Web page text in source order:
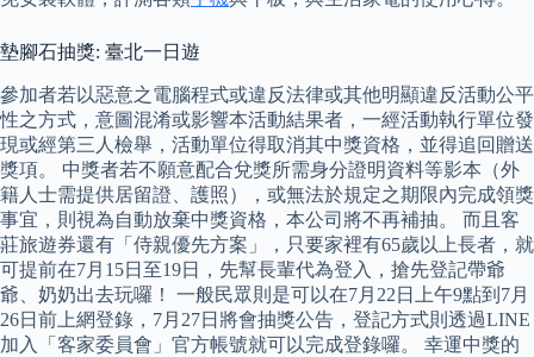
墊腳石抽獎: 臺北一日遊
參加者若以惡意之電腦程式或違反法律或其他明顯違反活動公平
性之方式，意圖混淆或影響本活動結果者，一經活動執行單位發
現或經第三人檢舉，活動單位得取消其中獎資格，並得追回贈送
獎項。 中獎者若不願意配合兌獎所需身分證明資料等影本（外
籍人士需提供居留證、護照），或無法於規定之期限內完成領獎
事宜，則視為自動放棄中獎資格，本公司將不再補抽。 而且客
莊旅遊券還有「侍親優先方案」，只要家裡有65歲以上長者，就
可提前在7月15日至19日，先幫長輩代為登入，搶先登記帶爺
爺、奶奶出去玩囉！ 一般民眾則是可以在7月22日上午9點到7月
26日前上網登錄，7月27日將會抽獎公告，登記方式則透過LINE
加入「客家委員會」官方帳號就可以完成登錄囉。 幸運中獎的